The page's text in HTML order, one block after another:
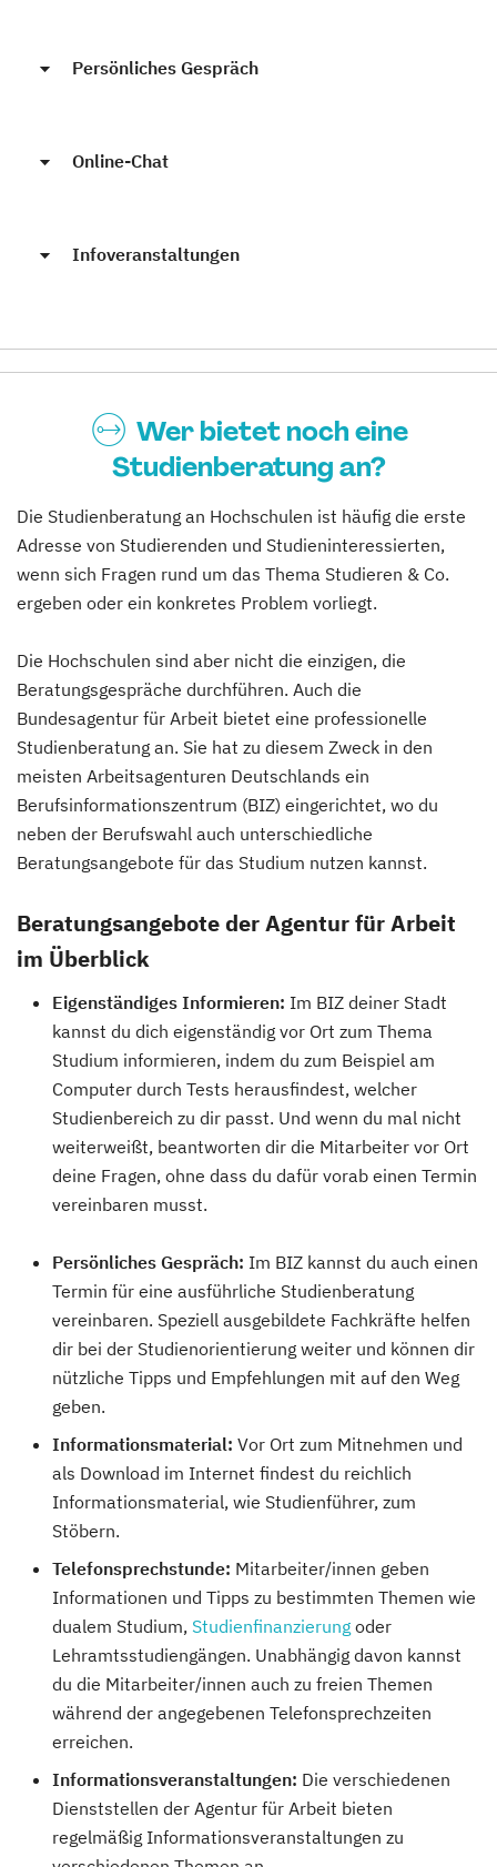
Persönliches Gespräch
Online-Chat
Infoveranstaltungen
Wer bietet noch eine
Studienberatung an?
Die Studienberatung an Hochschulen ist häufig die erste
Adresse von Studierenden und Studieninteressierten,
wenn sich Fragen rund um das Thema Studieren & Co.
ergeben oder ein konkretes Problem vorliegt.
Die Hochschulen sind aber nicht die einzigen, die
Beratungsgespräche durchführen. Auch die
Bundesagentur für Arbeit bietet eine professionelle
Studienberatung an. Sie hat zu diesem Zweck in den
meisten Arbeitsagenturen Deutschlands ein
Berufsinformationszentrum (BIZ) eingerichtet, wo du
neben der Berufswahl auch unterschiedliche
Beratungsangebote für das Studium nutzen kannst.
Beratungsangebote der Agentur für Arbeit
im Überblick
Eigenständiges Informieren: Im BIZ deiner Stadt
kannst du dich eigenständig vor Ort zum Thema
Studium informieren, indem du zum Beispiel am
Computer durch Tests herausfindest, welcher
Studienbereich zu dir passt. Und wenn du mal nicht
weiterweißt, beantworten dir die Mitarbeiter vor Ort
deine Fragen, ohne dass du dafür vorab einen Termin
vereinbaren musst.
Persönliches Gespräch: Im BIZ kannst du auch einen
Termin für eine ausführliche Studienberatung
vereinbaren. Speziell ausgebildete Fachkräfte helfen
dir bei der Studienorientierung weiter und können dir
nützliche Tipps und Empfehlungen mit auf den Weg
geben.
Informationsmaterial: Vor Ort zum Mitnehmen und
als Download im Internet findest du reichlich
Informationsmaterial, wie Studienführer, zum
Stöbern.
Telefonsprechstunde: Mitarbeiter/innen geben
Informationen und Tipps zu bestimmten Themen wie
dualem Studium, Studienfinanzierung oder
Lehramtsstudiengängen. Unabhängig davon kannst
du die Mitarbeiter/innen auch zu freien Themen
während der angegebenen Telefonsprechzeiten
erreichen.
Informationsveranstaltungen: Die verschiedenen
Dienststellen der Agentur für Arbeit bieten
regelmäßig Informationsveranstaltungen zu